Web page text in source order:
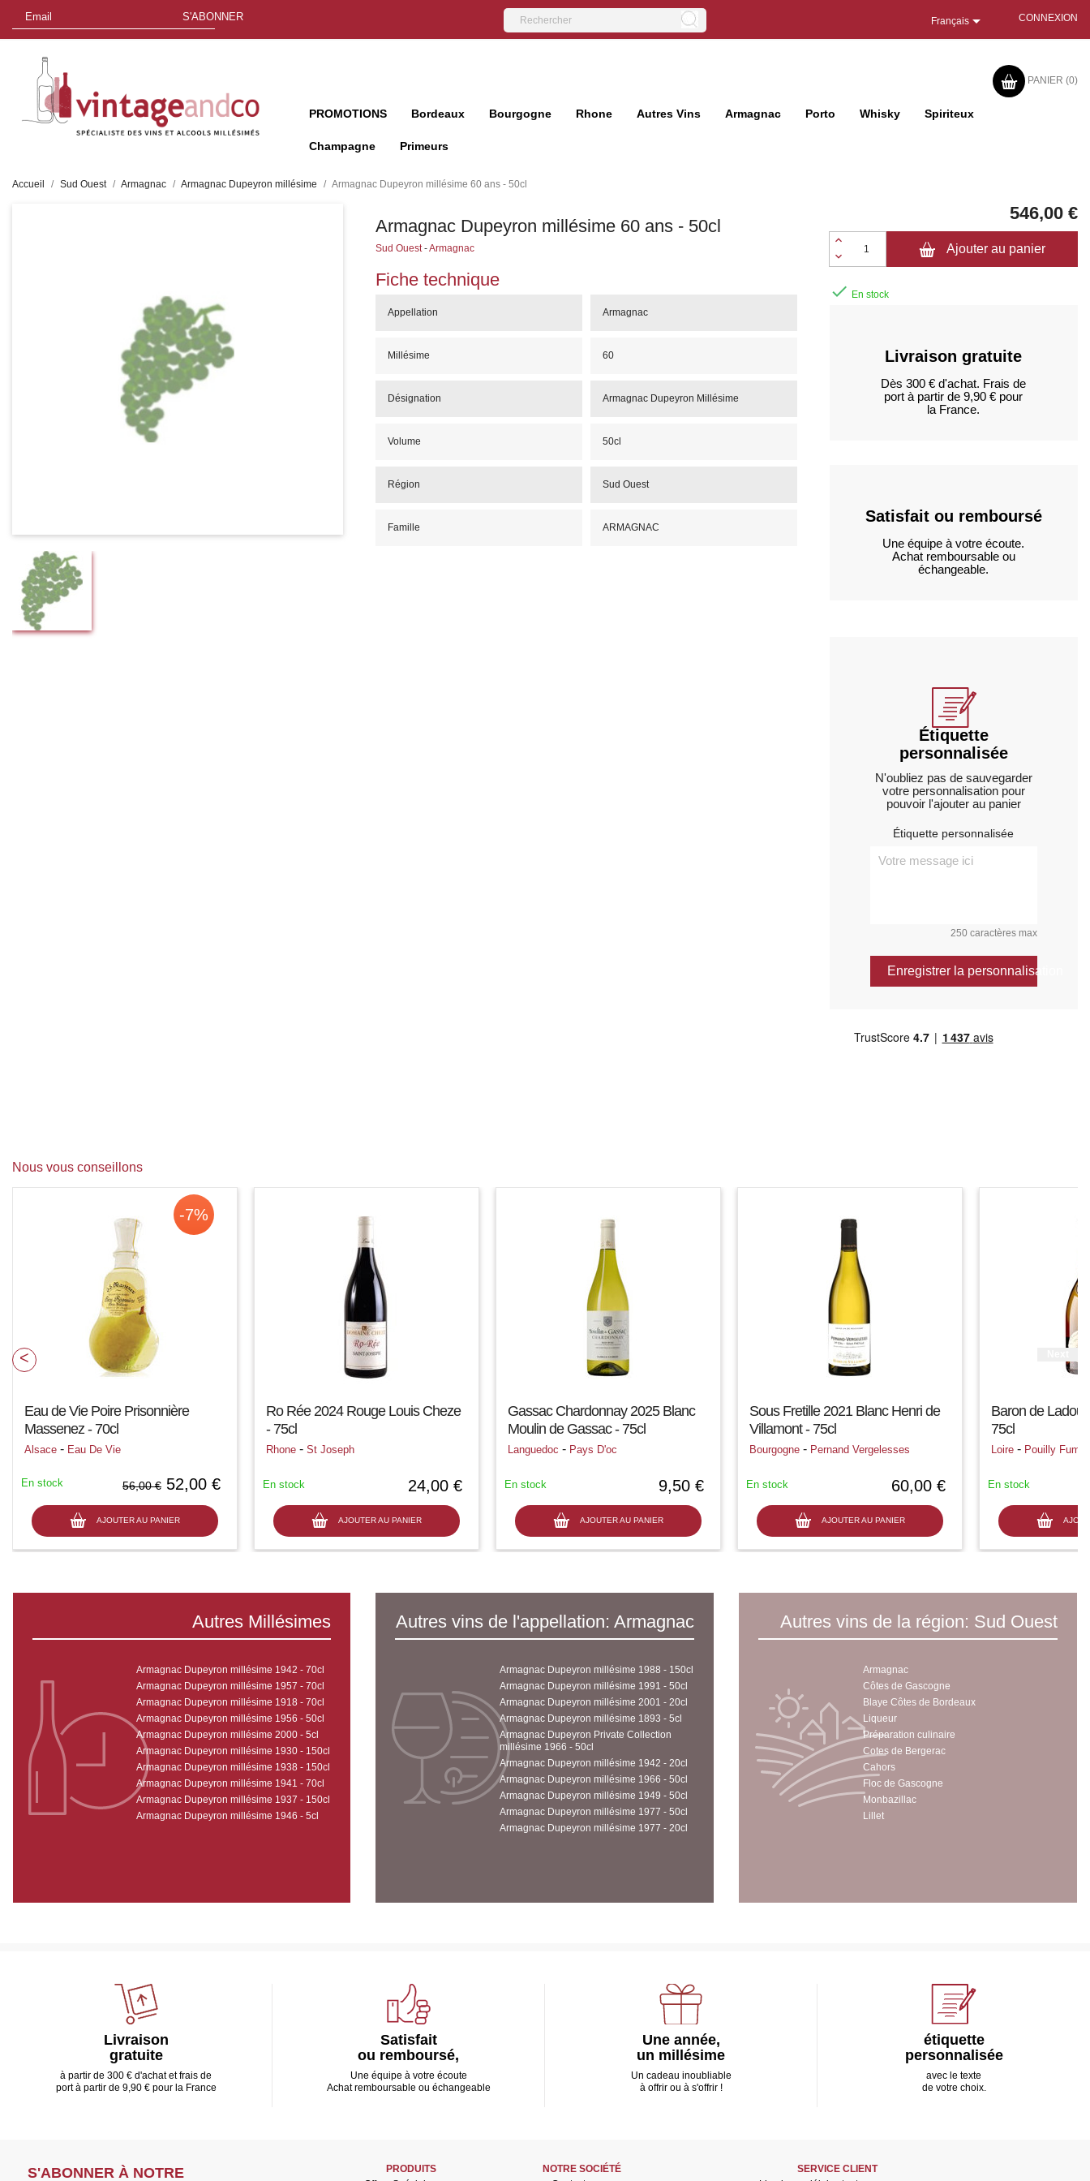
S'ABONNER Français CONNEXION
PANIER (0)
PROMOTIONS Bordeaux Bourgogne Rhone Autres Vins Armagnac Porto Whisky Spiriteux
Champagne Primeurs
Accueil Sud Ouest Armagnac Armagnac Dupeyron millésime Armagnac Dupeyron millésime 60 ans - 50cl
Armagnac Dupeyron millésime 60 ans - 50cl
Sud Ouest-Armagnac
Fiche technique
Appellation Armagnac
Millésime 60
Désignation Armagnac Dupeyron Millésime
Volume 50cl
Région Sud Ouest
Famille ARMAGNAC
546,00 €
Ajouter au panier
 En stock
Livraison gratuite
Dès 300 € d'achat. Frais de
port à partir de 9,90 € pour
la France.
Satisfait ou remboursé
Une équipe à votre écoute.
Achat remboursable ou
échangeable.
Étiquette
personnalisée
N'oubliez pas de sauvegarder
votre personnalisation pour
pouvoir l'ajouter au panier
Étiquette personnalisée
250 caractères max
Enregistrer la personnalisation
Nous vous conseillons
Eau de Vie Poire Prisonnière
Massenez - 70cl
Alsace - Eau De Vie
56,00 € 52,00 €
AJOUTER AU PANIER
En stock
-7%
Ro Rée 2024 Rouge Louis Cheze
- 75cl
Rhone - St Joseph
24,00 €
AJOUTER AU PANIER
En stock
Gassac Chardonnay 2025 Blanc
Moulin de Gassac - 75cl
Languedoc - Pays D'oc
9,50 €
AJOUTER AU PANIER
En stock
Sous Fretille 2021 Blanc Henri de
Villamont - 75cl
Bourgogne - Pernand Vergelesses
60,00 €
AJOUTER AU PANIER
En stock
Baron de
75cl
Loire - Pouilly Fumé
En stock
Autres Millésimes
Armagnac Dupeyron millésime 1942 - 70cl
Armagnac Dupeyron millésime 1957 - 70cl
Armagnac Dupeyron millésime 1918 - 70cl
Armagnac Dupeyron millésime 1956 - 50cl
Armagnac Dupeyron millésime 2000 - 5cl
Armagnac Dupeyron millésime 1930 - 150cl
Armagnac Dupeyron millésime 1938 - 150cl
Armagnac Dupeyron millésime 1941 - 70cl
Armagnac Dupeyron millésime 1937 - 150cl
Armagnac Dupeyron millésime 1946 - 5cl
Autres vins de l'appellation: Armagnac
Armagnac Dupeyron millésime 1988 - 150cl
Armagnac Dupeyron millésime 1991 - 50cl
Armagnac Dupeyron millésime 2001 - 20cl
Armagnac Dupeyron millésime 1893 - 5cl
Armagnac Dupeyron Private Collection
millésime 1966 - 50cl
Armagnac Dupeyron millésime 1942 - 20cl
Armagnac Dupeyron millésime 1966 - 50cl
Armagnac Dupeyron millésime 1949 - 50cl
Armagnac Dupeyron millésime 1977 - 50cl
Armagnac Dupeyron millésime 1977 - 20cl
Autres vins de la région: Sud Ouest
Armagnac
Côtes de Gascogne
Blaye Côtes de Bordeaux
Liqueur
Préparation culinaire
Cotes de Bergerac
Cahors
Floc de Gascogne
Monbazillac
Lillet
Livraison
gratuite
à partir de 300 € d'achat et frais de
port à partir de 9,90 € pour la France
Satisfait
ou remboursé,
Une équipe à votre écoute
Achat remboursable ou échangeable
Une année,
un millésime
Un cadeau inoubliable
à offrir ou à s'offrir !
étiquette
personnalisée
avec le texte
de votre choix.
S'ABONNER À NOTRE
PRODUITS
NOTRE SOCIÉTÉ
SERVICE CLIENT